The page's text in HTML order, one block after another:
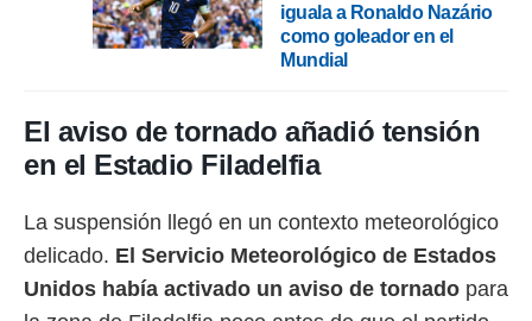
iguala a Ronaldo Nazário
como goleador en el
Mundial
El aviso de tornado añadió tensión
en el Estadio Filadelfia
La suspensión llegó en un contexto meteorológico
delicado. El Servicio Meteorológico de Estados
Unidos había activado un aviso de tornado para